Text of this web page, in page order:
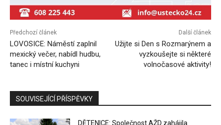
Předchozí článek
LOVOSICE: Náměstí zaplnil
mexický večer, nabídl hudbu,
tanec i místní kuchyni
Další článek
Užijte si Den s Rozmarýnem a
vyzkoušejte si některé
volnočasové aktivity!
SOUVISEJÍCÍ PŘÍSPĚVKY
DĚTENICE: Společnost AŽD zahájila